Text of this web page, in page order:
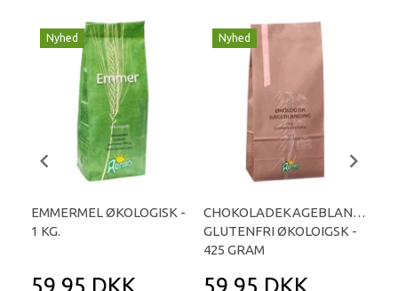
Nyhed
EMMERMEL ØKOLOGISK -
1 KG.
59,95 DKK
Nyhed
CHOKOLADEKAGEBLANDING
GLUTENFRI ØKOLOIGSK -
425 GRAM
59,95 DKK